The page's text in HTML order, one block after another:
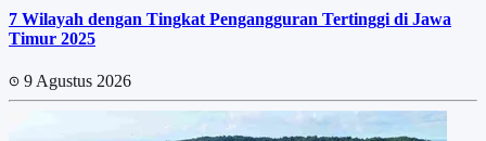
7 Wilayah dengan Tingkat Pengangguran Tertinggi di Jawa
Timur 2025
9 Agustus 2026